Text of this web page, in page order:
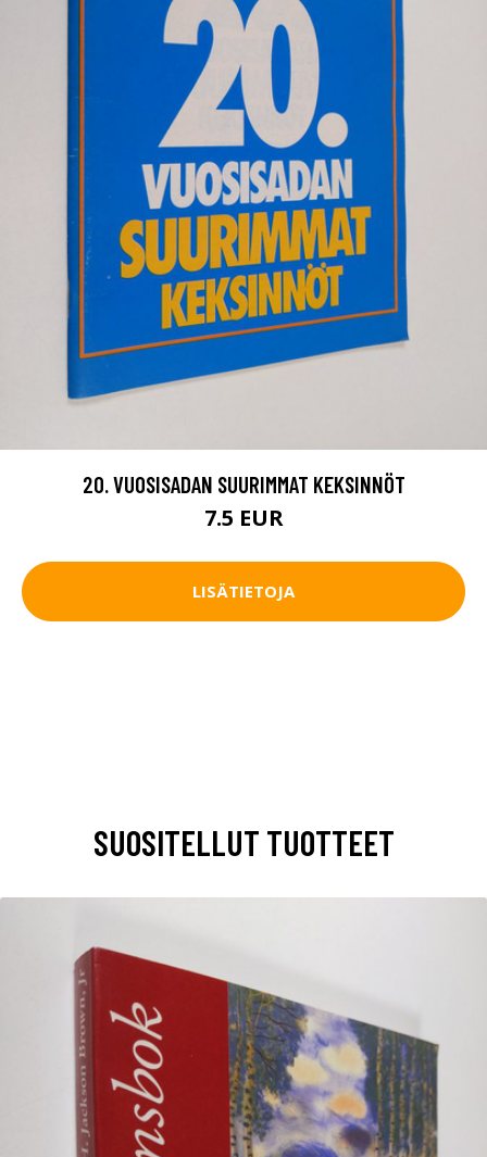
20. VUOSISADAN SUURIMMAT KEKSINNÖT
7.5 EUR
LISÄTIETOJA
SUOSITELLUT TUOTTEET